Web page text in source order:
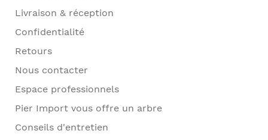
Livraison & réception
Confidentialité
Retours
Nous contacter
Espace professionnels
Pier Import vous offre un arbre
Conseils d'entretien